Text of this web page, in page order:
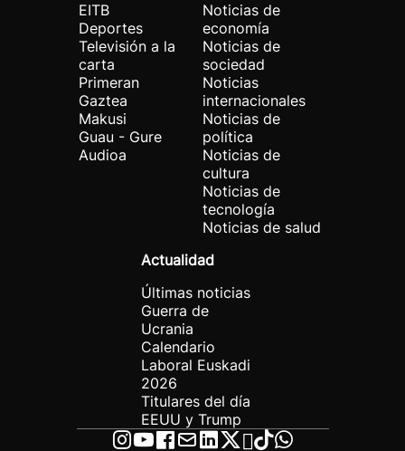
EITB
Deportes
Televisión a la
carta
Primeran
Gaztea
Makusi
Guau - Gure
Audioa
Noticias de
economía
Noticias de
sociedad
Noticias
internacionales
Noticias de
política
Noticias de
cultura
Noticias de
tecnología
Noticias de salud
Actualidad
Últimas noticias
Guerra de
Ucrania
Calendario
Laboral Euskadi
2026
Titulares del día
EEUU y Trump